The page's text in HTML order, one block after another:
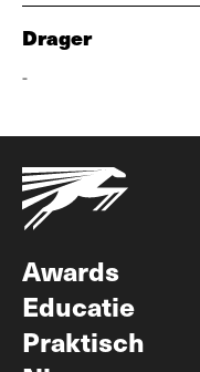
Drager
-
Awards
Educatie
Praktisch